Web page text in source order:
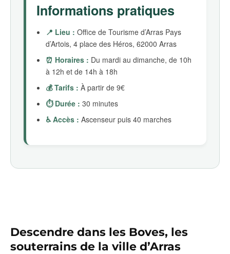
Informations pratiques
📍 Lieu : Office de Tourisme d’Arras Pays
d’Artois, 4 place des Héros, 62000 Arras
⏰ Horaires : Du mardi au dimanche, de 10h
à 12h et de 14h à 18h
💰 Tarifs : À partir de 9€
⏱️ Durée : 30 minutes
♿ Accès : Ascenseur puis 40 marches
Descendre dans les Boves, les
souterrains de la ville d’Arras